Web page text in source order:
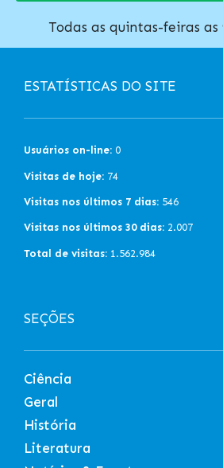
Todas as quintas-feiras
ESTATÍSTICAS DO SITE
Usuários on-line: 0
Visitas de hoje: 74
Visitas nos últimos 7 dias: 546
Visitas nos últimos 30 dias: 2.007
Total de visitas: 1.562.984
SEÇÕES
Ciência
Geral
História
Literatura